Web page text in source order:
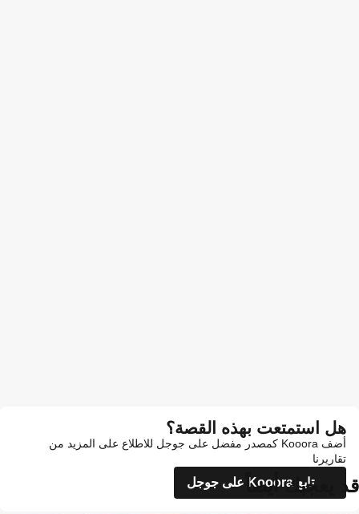
هل استمتعت بهذه القصة؟
أضف Kooora كمصدر مفضل على جوجل للاطلاع على المزيد من
تقاريرنا
تابع Kooora على جوجل
قد يعجبك أيضاً